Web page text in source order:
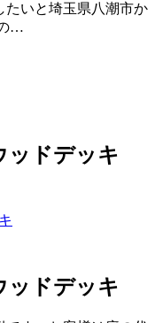
たいと埼玉県八潮市か
…
ッドデッキ
ッドデッキ